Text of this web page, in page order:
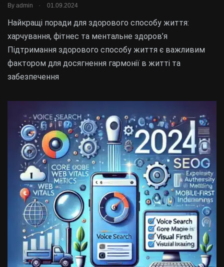
By admin . 01.09.2024
Найкращі поради для здорового способу життя:
харчування, фітнес та ментальне здоров’я
Підтримання здорового способу життя є важливим
фактором для досягнення гармонії в житті та
забезпечення